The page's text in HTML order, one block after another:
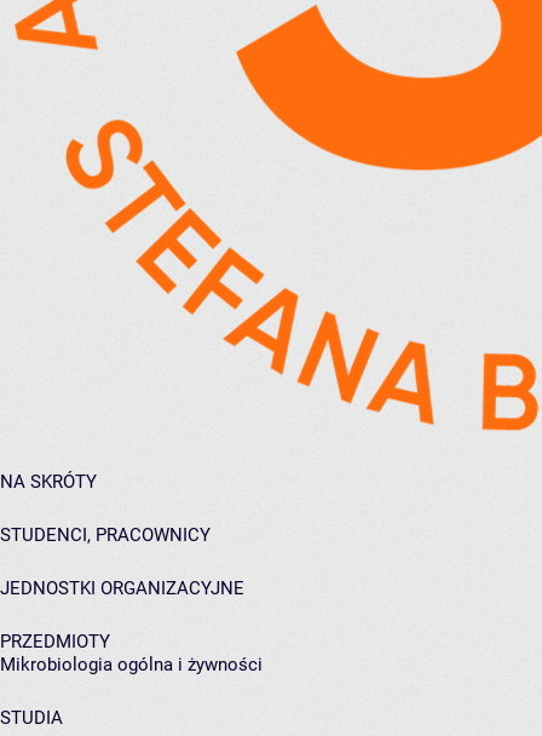
NA SKRÓTY
STUDENCI, PRACOWNICY
JEDNOSTKI ORGANIZACYJNE
PRZEDMIOTY
Mikrobiologia ogólna i żywności
STUDIA